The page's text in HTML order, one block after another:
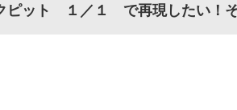
ピット １／１ で再現したい！